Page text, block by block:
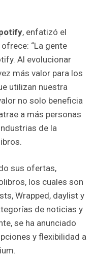
, enfatizó el
“La gente
Al evolucionar
más valor para los
utilizan nuestra
no solo beneficia
a más personas
de la
sus ofertas,
los cuales son
Wrapped, daylist y
de noticias y
se ha anunciado
y flexibilidad a